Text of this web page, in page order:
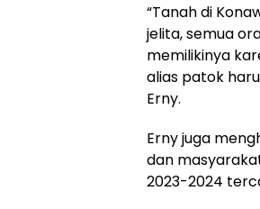
“Tanah di
jelita, semua
memilikinya
alias patok
Erny.
Erny juga
dan
2023-2024